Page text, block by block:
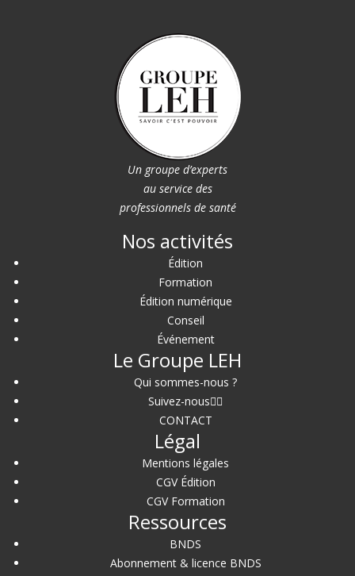
Un groupe d’experts
au service des
professionnels de santé
Nos activités
Édition
Formation
Édition numérique
Conseil
Événement
Le Groupe LEH
Qui sommes-nous ?
Suivez-nous
CONTACT
Légal
Mentions légales
CGV Édition
CGV Formation
Ressources
BNDS
Abonnement & licence BNDS